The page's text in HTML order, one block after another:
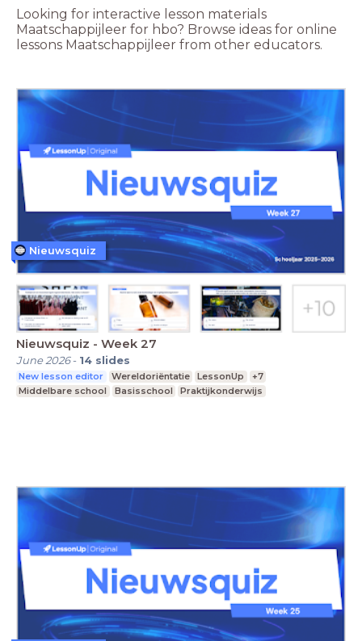
Looking for interactive lesson materials
Maatschappijleer for hbo? Browse ideas for online
lessons Maatschappijleer from other educators.
Nieuwsquiz - Week 27
June 2026- 14 slides
New lesson editor Wereldoriëntatie LessonUp
+7
Middelbare school
Basisschool Praktijkonderwijs
Nieuwsquiz